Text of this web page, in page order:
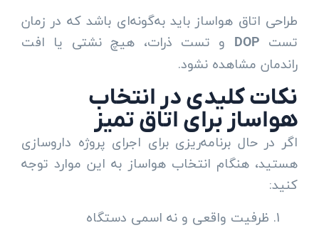
طراحی اتاق هواساز باید به‌گونه‌ای باشد که در زمان
تست
DOP
و تست ذرات، هیچ نشتی یا افت
راندمان مشاهده نشود.
نکات کلیدی در انتخاب
هواساز برای اتاق تمیز
اگر در حال برنامه‌ریزی برای اجرای پروژه داروسازی
هستید، هنگام انتخاب هواساز به این موارد توجه
کنید:
ظرفیت واقعی و نه اسمی دستگاه